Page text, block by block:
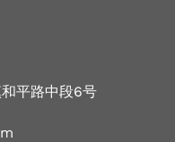
平路中段6号